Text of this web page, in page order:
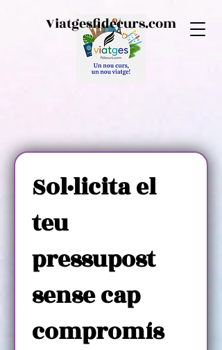
Viatgesfidecurs.com
Sol·licita el
teu
pressupost
sense cap
compromís